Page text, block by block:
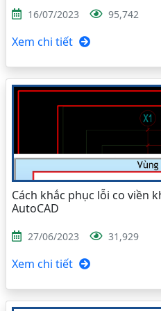
16/07/2023 95,742
Xem chi tiết
Cách khắc phục lỗi co viền
AutoCAD
27/06/2023 31,929
Xem chi tiết